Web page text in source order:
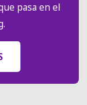
pasa en el